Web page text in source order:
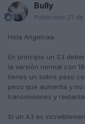
Bully
Publicado 21
Hola Angelnaa.
En principio un S3
la versión normal con
tienes un sobre peso
peso que aumenta y
transmisiones y
Si un A3 es